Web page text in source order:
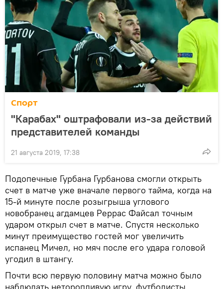
Спорт
"Карабах" оштрафовали из-за действий
представителей команды
21 августа 2019, 17:38
Подопечные Гурбана Гурбанова смогли открыть
счет в матче уже вначале первого тайма, когда на
15-й минуте после розыгрыша углового
новобранец агдамцев Реррас Файсал точным
ударом открыл счет в матче. Спустя несколько
минут преимущество гостей мог увеличить
испанец Мичел, но мяч после его удара головой
угодил в штангу.
Почти всю первую половину матча можно было
наблюдать неторопливую игру, футболисты